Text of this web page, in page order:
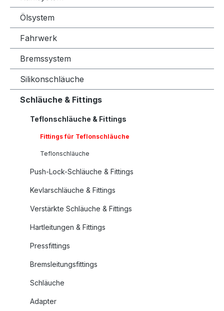
Ölsystem
Fahrwerk
Bremssystem
Silikonschläuche
Schläuche & Fittings
Teflonschläuche & Fittings
Fittings für Teflonschläuche
Teflonschläuche
Push-Lock-Schläuche & Fittings
Kevlarschläuche & Fittings
Verstärkte Schläuche & Fittings
Hartleitungen & Fittings
Pressfittings
Bremsleitungsfittings
Schläuche
Adapter